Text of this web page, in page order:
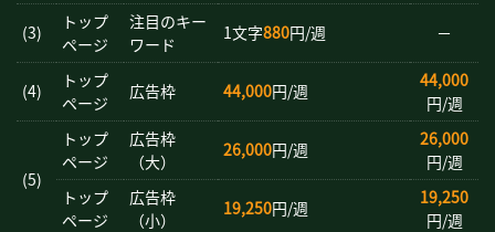
(3)
トップ
ページ
注目のキー
ワード
1文字880円/週 －
(4)
トップ
ページ
広告枠 44,000円/週
44,000
円/週
(5)
トップ
ページ
広告枠
（大）
26,000円/週
26,000
円/週
トップ
ページ
広告枠
（小）
19,250円/週
19,250
円/週